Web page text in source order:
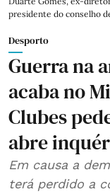
presidente do conselho
Desporto
Guerra na
acaba no
Clubes
abre
Em causa a
terá perdido a